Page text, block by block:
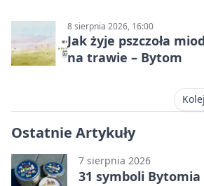
8 sierpnia 2026, 16:00
Jak żyje pszczoła
na trawie – Bytom
Ostatnie Artykuły
7 sierpnia 2026
31 symboli